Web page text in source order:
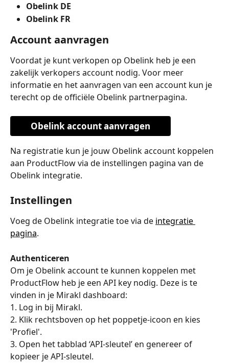
Obelink DE
Obelink FR
Account aanvragen
Voordat je kunt verkopen op Obelink heb je een
zakelijk verkopers account nodig. Voor meer
informatie en het aanvragen van een account kun je
terecht op de officiële Obelink partnerpagina.
Obelink account aanvragen
Na registratie kun je jouw Obelink account koppelen
aan ProductFlow via de instellingen pagina van de
Obelink integratie.
Instellingen
Voeg de Obelink integratie toe via de integratie
pagina.
Authenticeren
Om je Obelink account te kunnen koppelen met
ProductFlow heb je een API key nodig. Deze is te
vinden in je Mirakl dashboard:
1. Log in bij Mirakl.
2. Klik rechtsboven op het poppetje-icoon en kies
'Profiel'.
3. Open het tabblad ‘API-sleutel’ en genereer of
kopieer je API-sleutel.